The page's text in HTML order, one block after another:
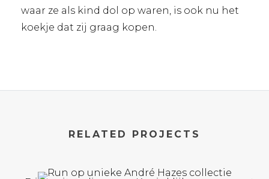
waar ze als kind dol op waren, is ook nu het
koekje dat zij graag kopen.
RELATED PROJECTS